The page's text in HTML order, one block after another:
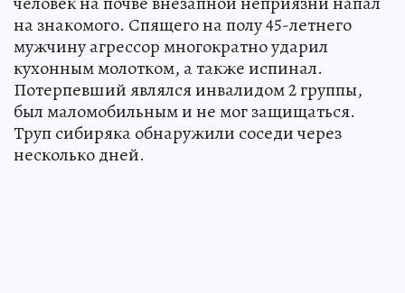
на знакомого. Спящего на полу 45-летнего
мужчину агрессор многократно ударил
кухонным молотком, а также испинал.
Потерпевший являлся инвалидом 2 группы,
был маломобильным и не мог защищаться.
Труп сибиряка обнаружили соседи через
несколько дней.